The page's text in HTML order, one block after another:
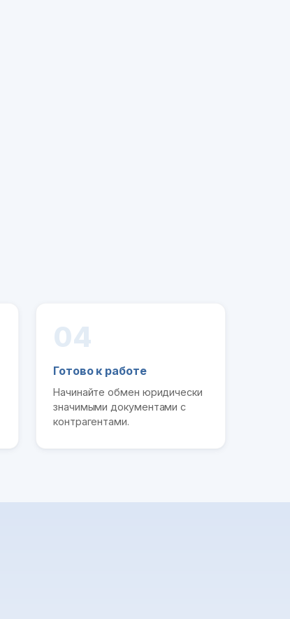
04
Готово к работе
Начинайте обмен юридически
значимыми документами с
контрагентами.